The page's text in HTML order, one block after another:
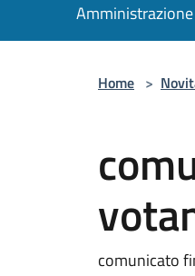
Amministrazione
Home >
comunicato